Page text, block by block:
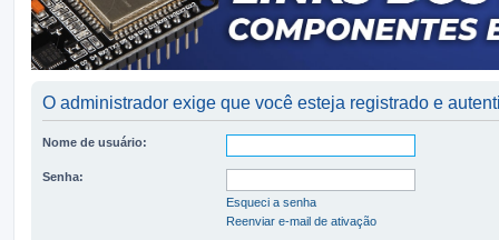
O administrador exige que você esteja registrado e
Nome de usuário:
Senha:
Esqueci a senha
Reenviar e-mail de ativação